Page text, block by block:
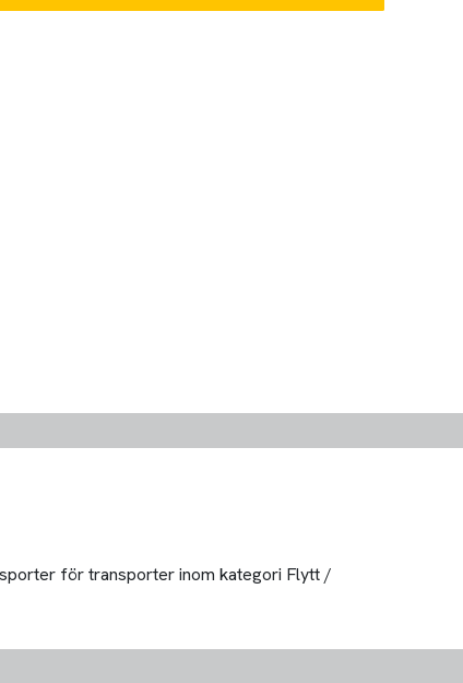
för transporter inom kategori Flytt /